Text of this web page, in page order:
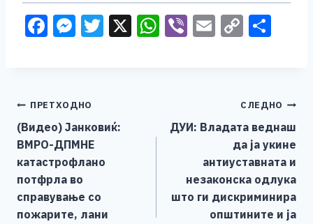
F
b
o
o
k
M
n
g
er
T X W
A
p
Vi E C
Li
n
k
Навигација
на
напис
ПРЕТХОДНО
(Видео) Јанковиќ:
ВМРО-ДПМНЕ
катастрофлано
потфрла во
справување со
пожарите, лани
СЛЕДНО
ДУИ: Владата веднаш
да ја укине
антиуставната и
незаконска одлука
што ги дискриминира
општините и ја